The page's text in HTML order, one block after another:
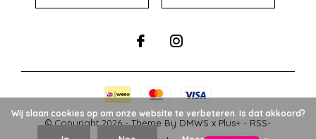
© Copyright2026- Theme By DMWS x Plus+ - RSS-
Wij slaan cookies op om onze website te verbeteren. Is dat akkoord?